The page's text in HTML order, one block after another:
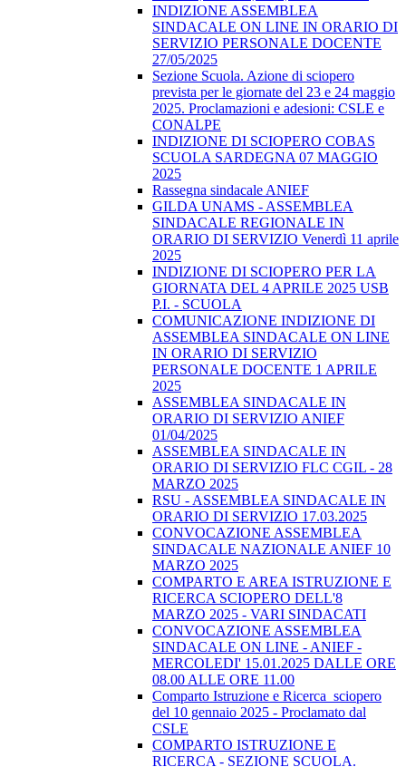
INDIZIONE ASSEMBLEA
SINDACALE ON LINE IN ORARIO DI
SERVIZIO PERSONALE DOCENTE
27/05/2025
Sezione Scuola. Azione di sciopero
prevista per le giornate del 23 e 24 maggio
2025. Proclamazioni e adesioni: CSLE e
CONALPE
INDIZIONE DI SCIOPERO COBAS
SCUOLA SARDEGNA 07 MAGGIO
2025
Rassegna sindacale ANIEF
GILDA UNAMS - ASSEMBLEA
SINDACALE REGIONALE IN
ORARIO DI SERVIZIO Venerdì 11 aprile
2025
INDIZIONE DI SCIOPERO PER LA
GIORNATA DEL 4 APRILE 2025 USB
P.I. - SCUOLA
COMUNICAZIONE INDIZIONE DI
ASSEMBLEA SINDACALE ON LINE
IN ORARIO DI SERVIZIO
PERSONALE DOCENTE 1 APRILE
2025
ASSEMBLEA SINDACALE IN
ORARIO DI SERVIZIO ANIEF
01/04/2025
ASSEMBLEA SINDACALE IN
ORARIO DI SERVIZIO FLC CGIL - 28
MARZO 2025
RSU - ASSEMBLEA SINDACALE IN
ORARIO DI SERVIZIO 17.03.2025
CONVOCAZIONE ASSEMBLEA
SINDACALE NAZIONALE ANIEF 10
MARZO 2025
COMPARTO E AREA ISTRUZIONE E
RICERCA SCIOPERO DELL'8
MARZO 2025 - VARI SINDACATI
CONVOCAZIONE ASSEMBLEA
SINDACALE ON LINE - ANIEF -
MERCOLEDI' 15.01.2025 DALLE ORE
08.00 ALLE ORE 11.00
Comparto Istruzione e Ricerca_sciopero
del 10 gennaio 2025 - Proclamato dal
CSLE
COMPARTO ISTRUZIONE E
RICERCA - SEZIONE SCUOLA.